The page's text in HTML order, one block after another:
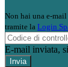
Non hai una e-
tramite la Login
E-mail inviata,